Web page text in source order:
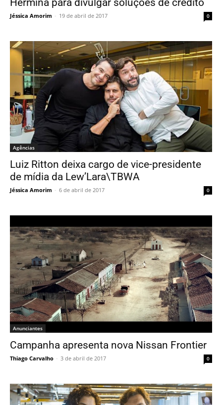
Jéssica Amorim - 19 de abril de 2017 0
Agências
Luiz Ritton deixa cargo de vice-presidente
de mídia da Lew’Lara\TBWA
Jéssica Amorim - 6 de abril de 2017 0
Anunciantes
Campanha apresenta nova Nissan Frontier
Thiago Carvalho - 3 de abril de 2017 0